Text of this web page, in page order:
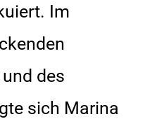
Im
des
sich Marina